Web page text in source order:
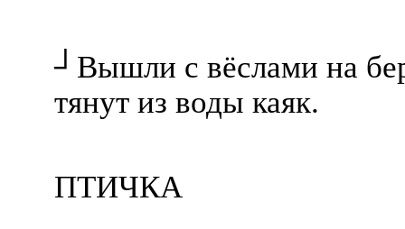
┘Вышли с вёслами на
тянут из воды каяк.
ПТИЧКА